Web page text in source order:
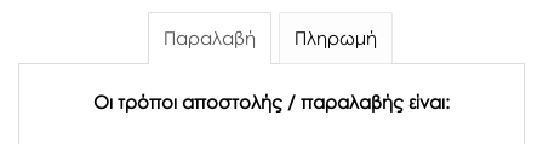
Παραλαβή Πληρωμή
Οι τρόποι αποστολής / παραλαβής είναι: